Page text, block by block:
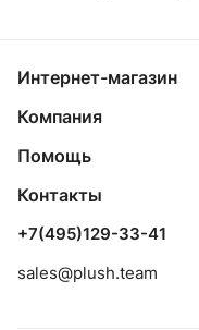
Интернет-магазин
Компания
Помощь
Контакты
+7(495)129-33-41
sales@plush.team